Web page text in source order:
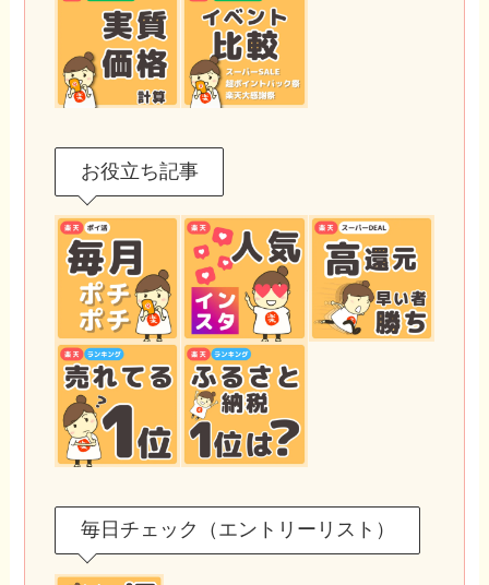
お役立ち記事
毎日チェック（エントリーリスト）